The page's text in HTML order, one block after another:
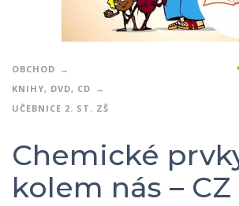
OBCHOD
KNIHY, DVD, CD
UČEBNICE 2. ST. ZŠ
Chemické
kolem nás – CZ